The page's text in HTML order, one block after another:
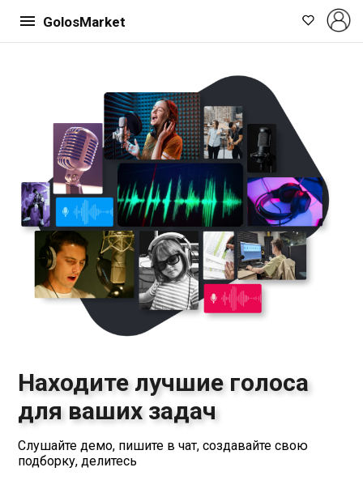
GolosMarket
Находите лучшие голоса
для ваших задач
Слушайте демо, пишите в чат, создавайте свою
подборку, делитесь